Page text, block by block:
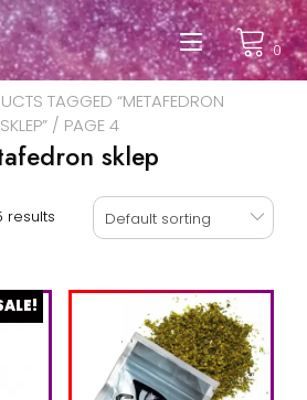
0
TAGGED “METAFEDRON
SKLEP” / PAGE 4
sklep
results Default sorting